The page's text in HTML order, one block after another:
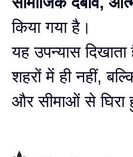
किया गया है।
यह उपन्यास
शहरों में ही नहीं,
और सीमाओं से